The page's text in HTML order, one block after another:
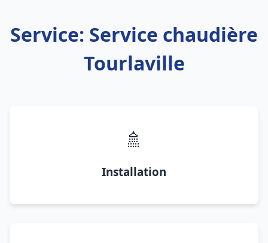
Service: Service chaudière
Tourlaville
🚿
Installation